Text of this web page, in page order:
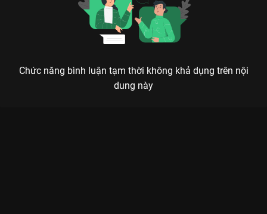
Chức năng bình luận tạm thời không khả dụng trên nội
dung này